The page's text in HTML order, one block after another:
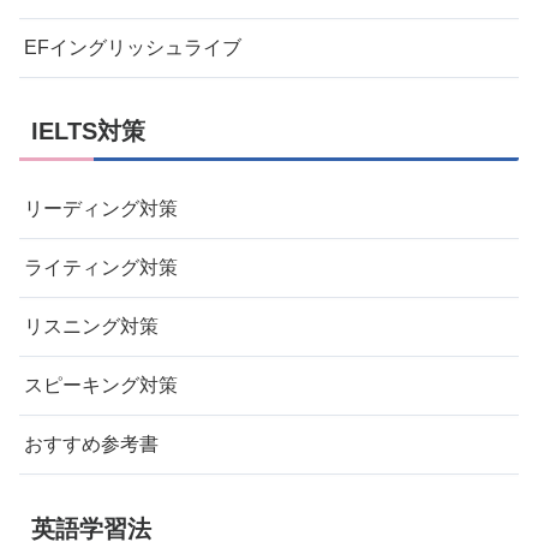
EFイングリッシュライブ
IELTS対策
リーディング対策
ライティング対策
リスニング対策
スピーキング対策
おすすめ参考書
英語学習法